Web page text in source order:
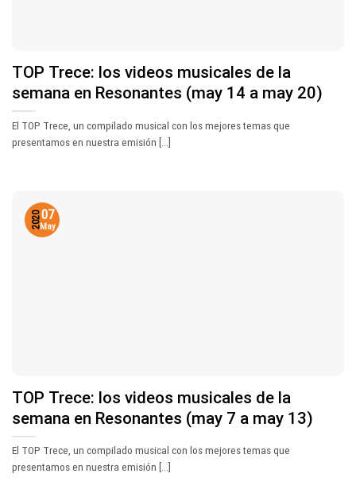
TOP Trece: los videos musicales de la
semana en Resonantes (may 14 a may 20)
El TOP Trece, un compilado musical con los mejores temas que
presentamos en nuestra emisión [...]
TOP Trece: los videos musicales de la
semana en Resonantes (may 7 a may 13)
El TOP Trece, un compilado musical con los mejores temas que
presentamos en nuestra emisión [...]
07
May
2020